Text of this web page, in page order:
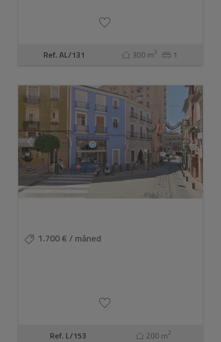
Ref. AL/131 300 m2 1
1.700 € / måned
Ref. L/153 200 m2